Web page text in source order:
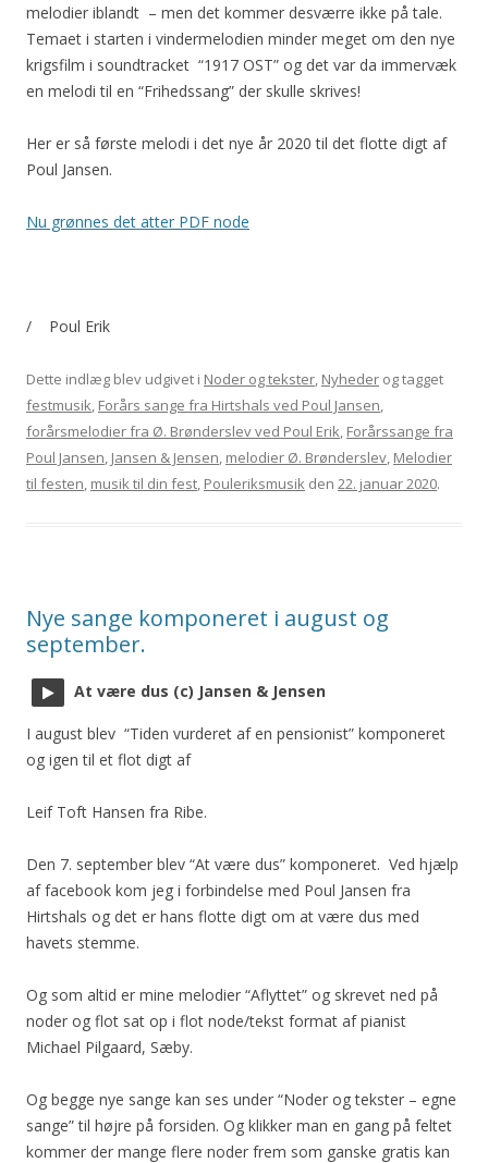
melodier iblandt – men det kommer desværre ikke på tale.
Temaet i starten i vindermelodien minder meget om den nye
krigsfilm i soundtracket “1917 OST” og det var da immervæk
en melodi til en “Frihedssang” der skulle skrives!
Her er så første melodi i det nye år 2020 til det flotte digt af
Poul Jansen.
Nu grønnes det atter PDF node
/ Poul Erik
Dette indlæg blev udgivet i Noder og tekster, Nyheder og tagget
festmusik, Forårs sange fra Hirtshals ved Poul Jansen,
forårsmelodier fra Ø. Brønderslev ved Poul Erik, Forårssange fra
Poul Jansen, Jansen & Jensen, melodier Ø. Brønderslev, Melodier
til festen, musik til din fest, Pouleriksmusik den 22. januar 2020.
Nye sange komponeret i august og
september.
At være dus (c) Jansen & Jensen
I august blev “Tiden vurderet af en pensionist” komponeret
og igen til et flot digt af
Leif Toft Hansen fra Ribe.
Den 7. september blev “At være dus” komponeret. Ved hjælp
af facebook kom jeg i forbindelse med Poul Jansen fra
Hirtshals og det er hans flotte digt om at være dus med
havets stemme.
Og som altid er mine melodier “Aflyttet” og skrevet ned på
noder og flot sat op i flot node/tekst format af pianist
Michael Pilgaard, Sæby.
Og begge nye sange kan ses under “Noder og tekster – egne
sange” til højre på forsiden. Og klikker man en gang på feltet
kommer der mange flere noder frem som ganske gratis kan